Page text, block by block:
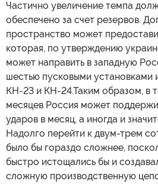
Частично увеличение темпа
обеспечено за счет резервов.
пространство может
которая, по утверждению
может направить в западную
шестью пусковыми установками
КН-23 и КН-24.Таким образом, в
месяцев Россия может
ударов в месяц, а иногда и
Надолго перейти к двум-трем
было бы гораздо сложнее,
быстро истощались бы и
сложную производственную